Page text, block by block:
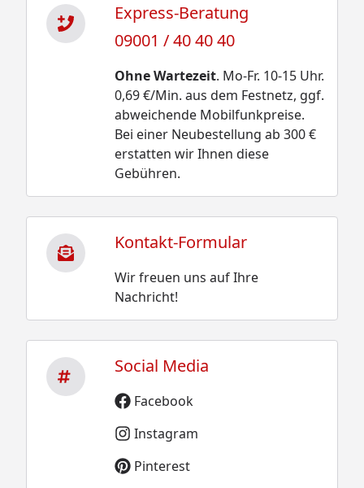
Express-Beratung
09001 / 40 40 40
Ohne Wartezeit. Mo-Fr. 10-15 Uhr.
0,69 €/Min. aus dem Festnetz, ggf.
abweichende Mobilfunkpreise.
Bei einer Neubestellung ab 300 €
erstatten wir Ihnen diese
Gebühren.
Kontakt-Formular
Wir freuen uns auf Ihre
Nachricht!
Social Media
Facebook
Instagram
Pinterest